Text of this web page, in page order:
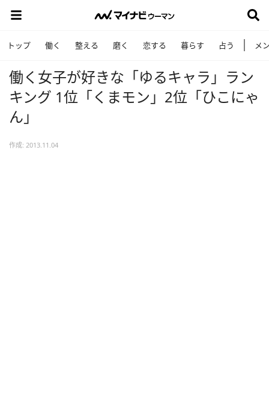
トップ 働く 整える 磨く 恋する 暮らす 占う メ
働く女子が好きな「ゆるキャラ」ラン
キング 1位「くまモン」2位「ひこにゃ
ん」
作成: 2013.11.04